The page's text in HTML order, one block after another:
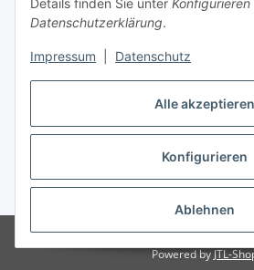
Alle akzeptieren
Konfigurieren
Ablehnen
Details finden Sie unter Konfigurieren
Datenschutzerklärung.
Impressum Datenschutz
Datenschutzerklärung
regelmäßig
Informationen zu Ihrem
Newsletter Abonnieren
Vertrag
* Alle Preise inkl. gesetzlicher USt., zzgl.
Powered byJTL-